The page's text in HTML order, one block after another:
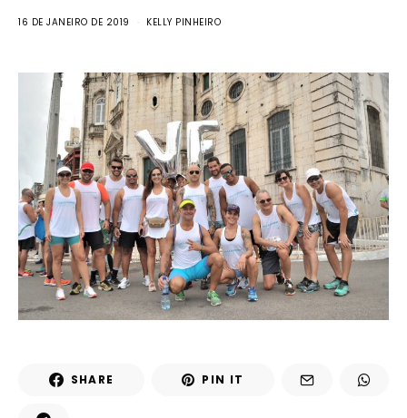
16 DE JANEIRO DE 2019 KELLY PINHEIRO
SHARE PIN IT